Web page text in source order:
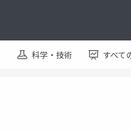
科学・技術 すべて